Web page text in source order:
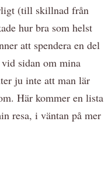
(till skillnad från
hur bra som helst
att spendera en del
sidan om mina
ju inte att man lär
Här kommer en lista
resa, i väntan på mer